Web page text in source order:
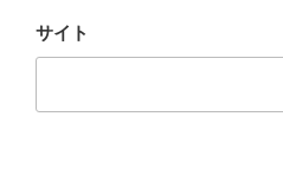
サイト